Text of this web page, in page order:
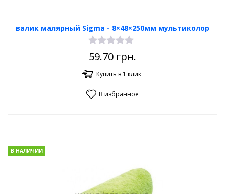
валик малярный Sigma - 8×48×250мм мультиколор
59.70 грн.
Купить в 1 клик
В избранное
В НАЛИЧИИ